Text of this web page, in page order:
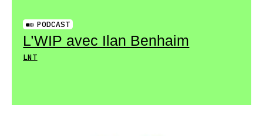
PODCAST
L’WIP avec Ilan Benhaim
LNT